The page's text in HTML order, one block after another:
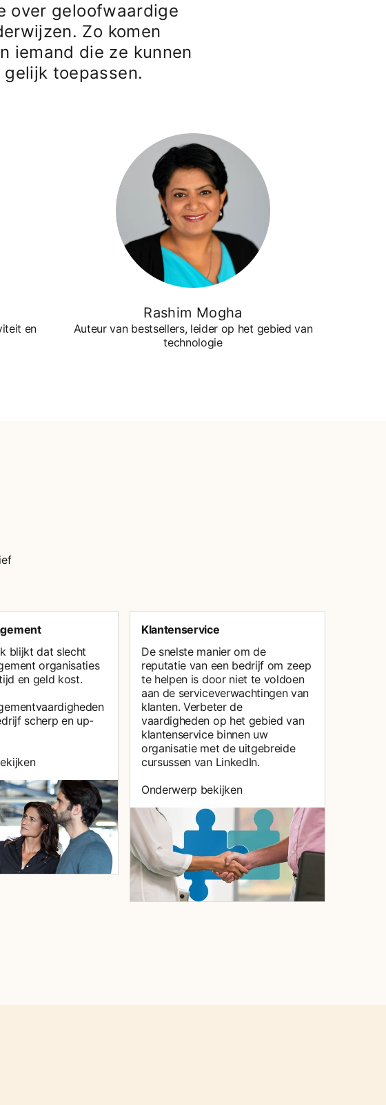
over geloofwaardige
Zo komen
iemand die ze kunnen
toepassen.
en
Rashim Mogha
Auteur van bestsellers, leider op het gebied van
technologie
blijkt dat slecht
organisaties
en geld kost.
scherp en up-
Klantenservice
De snelste manier om de
reputatie van een bedrijf om zeep
te helpen is door niet te voldoen
aan de serviceverwachtingen van
klanten. Verbeter de
vaardigheden op het gebied van
klantenservice binnen uw
organisatie met de uitgebreide
cursussen van LinkedIn.
Onderwerp bekijken